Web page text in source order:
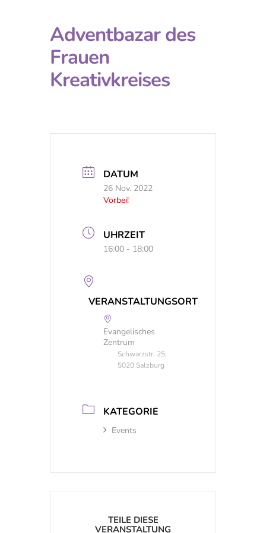
Adventbazar des
Frauen
Kreativkreises
DATUM
26 Nov. 2022
Vorbei!
UHRZEIT
16:00 - 18:00
VERANSTALTUNGSORT
Evangelisches
Zentrum
Schwarzstr. 25,
5020 Salzburg
KATEGORIE
Events
TEILE DIESE
VERANSTALTUNG